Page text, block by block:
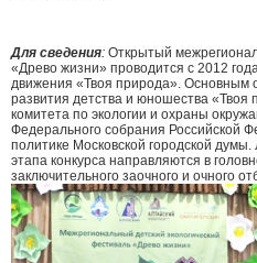
Для сведения: Открытый
«Древо жизни» проводится с 2012
движения «Твоя природа». Основным
развития детства и юношества «Твоя
комитета по экологии и охраны
Федерального собрания Российской
политике Московской городской
этапа конкурса направляются в
заключительного заочного и очного